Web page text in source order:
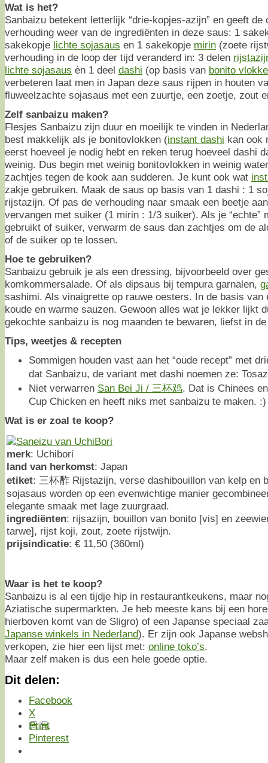
Wat is het?
Sanbaizu betekent letterlijk “drie-kopjes-azijn” en geeft de
verhouding weer van de ingrediënten in deze saus: 1
sakekopje lichte sojasaus en 1 sakekopje mirin (zoete
verhouding in de loop der tijd veranderd in: 3 delen
lichte sojasaus èn 1 deel dashi (op basis van bonito
verbeteren laat men in Japan deze saus rijpen in houten
fluweelzachte sojasaus met een zuurtje, een zoetje, zout
Zelf sanbaizu maken?
Flesjes Sanbaizu zijn duur en moeilijk te vinden in
best makkelijk als je bonitovlokken (instant dashi kan ook
eerst hoeveel je nodig hebt en reken terug hoeveel dashi
weinig. Dus begin met weinig bonitovlokken in weinig
zachtjes tegen de kook aan sudderen. Je kunt ook wat
zakje gebruiken. Maak de saus op basis van 1 dashi : 1
rijstazijn. Of pas de verhouding naar smaak een beetje
vervangen met suiker (1 mirin : 1/3 suiker). Als je “echte”
gebruikt of suiker, verwarm de saus dan zachtjes om de
of de suiker op te lossen.
Hoe te gebruiken?
Sanbaizu gebruik je als een dressing, bijvoorbeeld over
komkommersalade. Of als dipsaus bij tempura garnalen,
sashimi. Als vinaigrette op rauwe oesters. In de basis van
koude en warme sauzen. Gewoon alles wat je lekker lijkt
gekochte sanbaizu is nog maanden te bewaren, liefst in
Tips, weetjes & recepten
Sommigen houden vast aan het “oude recept” met
dat Sanbaizu, de variant met dashi noemen ze:
Niet verwarren San Bei Ji / 三杯鸡. Dat is Chinees
Cup Chicken en heeft niks met sanbaizu te maken. :)
Wat is er zoal te koop?
merk: Uchibori
land van herkomst: Japan
etiket: 三杯酢 Rijstazijn, verse dashibouillon van kelp en
sojasaus worden op een evenwichtige manier
elegante smaak met lage zuurgraad.
ingrediënten: rijsazijn, bouillon van bonito [vis] en
tarwe], rijst koji, zout, zoete rijstwijn.
prijsindicatie: € 11,50 (360ml)
Waar is het te koop?
Sanbaizu is al een tijdje hip in restaurantkeukens, maar
Aziatische supermarkten. Je heb meeste kans bij een
hierboven komt van de Sligro) of een Japanse speciaal
Japanse winkels in Nederland). Er zijn ook Japanse
verkopen, zie hier een lijst met: online toko’s.
Maar zelf maken is dus een hele goede optie.
Dit delen:
Facebook
X
Print
Pinterest